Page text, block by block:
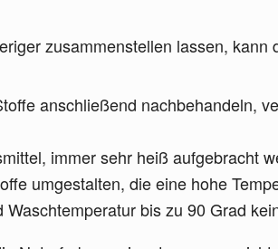
zusammenstellen lassen,
anschließend nachbehandeln,
immer sehr heiß aufgebracht
umgestalten, die eine hohe
bis zu 90 Grad